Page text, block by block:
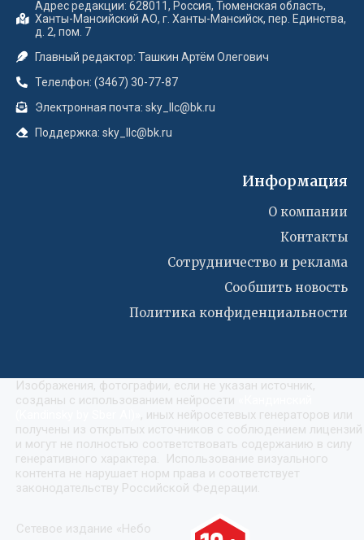
Адрес редакции: 628011, Россия, Тюменская область,
Ханты-Мансийский АО, г. Ханты-Мансийск, пер. Единства,
д. 2, пом. 7
Главный редактор: Ташкин Артём Олегович
Телелфон: (3467) 30-77-87
Электронная почта: sky_llc@bk.ru
Поддержка: sky_llc@bk.ru
Информация
О компании
Контакты
Сотрудничество и реклама
Сообшить новость
Политика конфиденциальности
Изображения, фотографии, если не указан источник,
созданы с использованием нейросети
, иных нейросетевых генераторов или
получены из открытых источников с соблюдением лицензий
и могут не полностью соответствовать содержанию в силу
генеративного характера. Использование визуального
контента не нарушает норм права и соответствует
законодательству Российской Федерации.
Сетевое издание «Небо